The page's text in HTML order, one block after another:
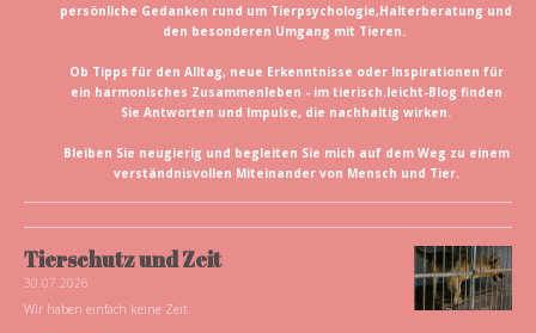
persönliche Gedanken rund um Tierpsychologie,Halterberatung und
den besonderen Umgang mit Tieren.
Ob Tipps für den Alltag, neue Erkenntnisse oder Inspirationen für
ein harmonisches Zusammenleben - im tierisch.leicht-Blog finden
Sie Antworten und Impulse, die nachhaltig wirken.
Bleiben Sie neugierig und begleiten Sie mich auf dem Weg zu einem
verständnisvollen Miteinander von Mensch und Tier.
Tierschutz und Zeit
30.07.2026
Wir haben einfach keine Zeit.